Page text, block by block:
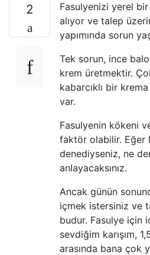
2
Fasulyenizi yerel
alıyor ve talep
yapımında sorun
Tek sorun, ince
krem ​​üretmektir.
kabarcıklı bir
var.
Fasulyenin kökeni
faktör olabilir. Eğer
denediyseniz, ne
anlayacaksınız.
Ancak günün
içmek istersiniz ve
budur. Fasulye için
sevdiğim karışım,
arasında bana çok